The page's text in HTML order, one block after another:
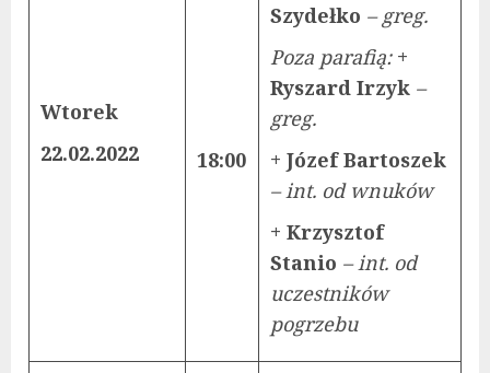
Wtorek
22.02.2022
18:00
Szydełko – greg.
Poza parafią: +
Ryszard Irzyk –
greg.
+ Józef Bartoszek
– int. od wnuków
+ Krzysztof
Stanio – int. od
uczestników
pogrzebu